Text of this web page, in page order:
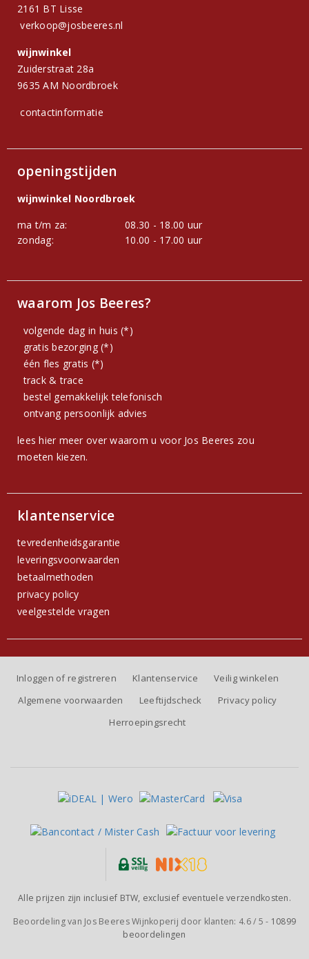
2161 BT Lisse
verkoop@josbeeres.nl
wijnwinkel
Zuiderstraat 28a
9635 AM Noordbroek
contactinformatie
openingstijden
wijnwinkel Noordbroek
ma t/m za:
08.30 - 18.00 uur
zondag:
10.00 - 17.00 uur
waarom Jos Beeres?
volgende dag in huis (*)
gratis bezorging (*)
één fles gratis (*)
track & trace
bestel gemakkelijk telefonisch
ontvang persoonlijk advies
lees hier meer over waarom u voor Jos Beeres zou
moeten kiezen.
klantenservice
tevredenheidsgarantie
leveringsvoorwaarden
betaalmethoden
privacy policy
veelgestelde vragen
Inloggen of registreren Klantenservice
Veilig winkelen
Algemene voorwaarden
Leeftijdscheck
Privacy policy
Herroepingsrecht
Alle prijzen zijn inclusief BTW, exclusief eventuele verzendkosten.
Beoordeling van Jos Beeres Wijnkoperij door klanten: 4.6/ 5 - 10899
beoordelingen